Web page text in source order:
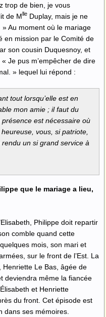
trop de bien, je vous
de M lleDuplay, mais je ne
Au moment où le mariage
en mission par le Comité de
son cousin Duquesnoy, et
Je pus m’empêcher de dire
» lequel lui répond :
tout lorsqu’elle est en
mon amie ; il faut du
est nécessaire où
vous, si patriote,
un si grand service à
que le mariage a lieu,
Philippe doit repartir
comble quand cette
mois, son mari et
sur le front de l’Est. La
Le Bas, âgée de
deviendra même la fiancée
et Henriette
du front. Cet épisode est
dans ses mémoires.